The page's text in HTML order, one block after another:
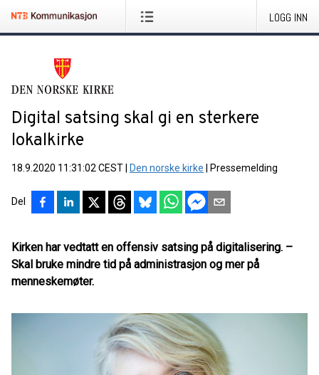
LOGG INN
Digital satsing skal gi en sterkere
lokalkirke
18.9.2020 11:31:02 CEST Den norske kirke Pressemelding
Del
Kirken har vedtatt en offensiv satsing på digitalisering. –
Skal bruke mindre tid på administrasjon og mer på
menneskemøter.